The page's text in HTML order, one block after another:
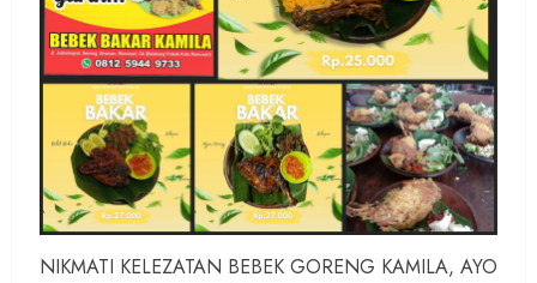
NIKMATI KELEZATAN BEBEK GORENG KAMILA, AYO